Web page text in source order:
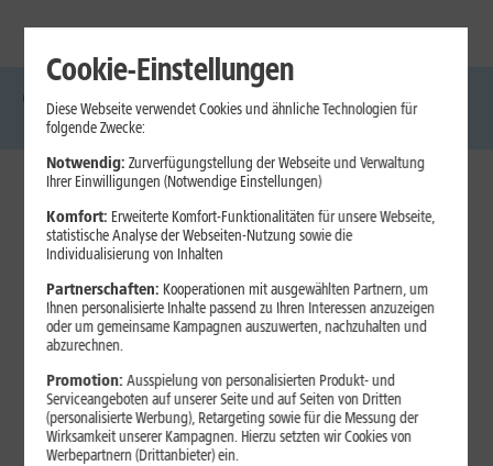
Glasfaser Internet Handys
Mobilfunk-
Laptops
1&1 Internet
Jetzt unterbrechungsfrei ins sehr gute Netz wechseln.
Ohne doppelte Kosten.*
Cookie-Einstellungen
Diese Webseite verwendet Cookies und ähnliche Technologien für
folgende Zwecke:
Notwendig: Zurverfügungstellung der Webseite und Verwaltung
Ihrer Einwilligungen (Notwendige Einstellungen)
Komfort: Erweiterte Komfort-Funktionalitäten für unsere Webseite,
statistische Analyse der Webseiten-Nutzung sowie die
Individualisierung von Inhalten
Partnerschaften: Kooperationen mit ausgewählten Partnern, um
Ihnen personalisierte Inhalte passend zu Ihren Interessen anzuzeigen
oder um gemeinsame Kampagnen auszuwerten, nachzuhalten und
abzurechnen.
Promotion:Ausspielung von personalisierten Produkt- und
Serviceangeboten auf unserer Seite und auf Seiten von Dritten
(personalisierte Werbung), Retargeting sowie für die Messung der
Wirksamkeit unserer Kampagnen. Hierzu setzten wir Cookies von
Werbepartnern (Drittanbieter) ein.